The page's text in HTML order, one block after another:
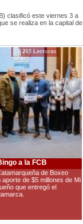
clasificó este viernes 3 a
se realiza en la capital de
265 Lecturas
a la FCB
de Boxeo
de $5 millones de Mi
que entregó el